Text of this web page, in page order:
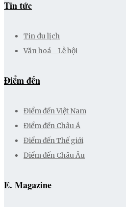
Tin tức
Tin du lịch
Văn hoá - Lễ hội
Điểm đến
Điểm đến Việt Nam
Điểm đến Châu Á
Điểm đến Thế giới
Điểm đến Châu Âu
E. Magazine